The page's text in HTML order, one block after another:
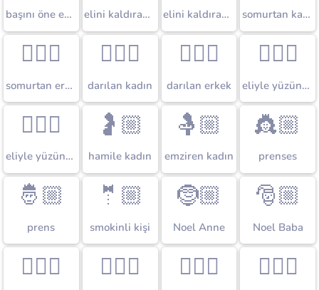
başını öne eğen erkek elini kaldıran kadın elini kaldıran erkek somurtan kadın
🙍🏼‍♂️
somurtan erkek
🙎🏼‍♀️
darılan kadın
🙎🏼‍♂️
darılan erkek
🤦🏼‍♀️
eliyle yüzünü kapatan kadın
🤦🏼‍♂️
eliyle yüzünü kapatan erkek
🤰🏼
hamile kadın
🤱🏼
emziren kadın
👸🏼
prenses
🤴🏼
prens
🤵🏼
smokinli kişi
🤶🏼
Noel Anne
🎅🏼
Noel Baba
🤷🏼‍♀️ 🤷🏼‍♂️ 🦸🏼‍♀️ 🦸🏼‍♂️